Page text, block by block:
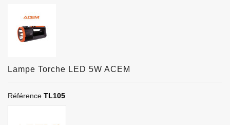
Lampe Torche LED 5W ACEM
Référence TL105